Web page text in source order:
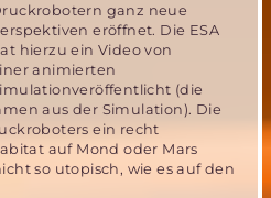
ganz neue
eröffnet. Die ESA
hierzu ein Video von
animierten
(die
aus der Simulation). Die
ein recht
auf Mond oder Mars
so utopisch, wie es auf den